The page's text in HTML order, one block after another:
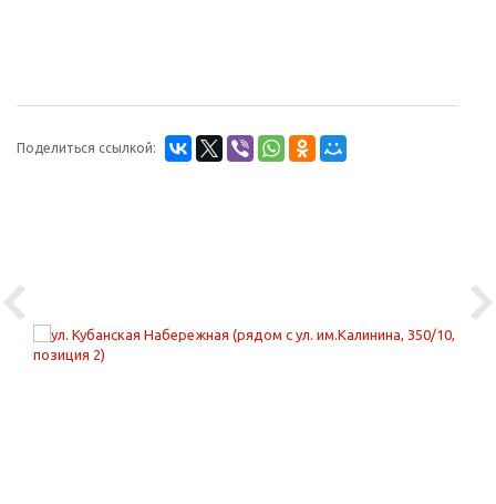
Поделиться ссылкой:
Previous